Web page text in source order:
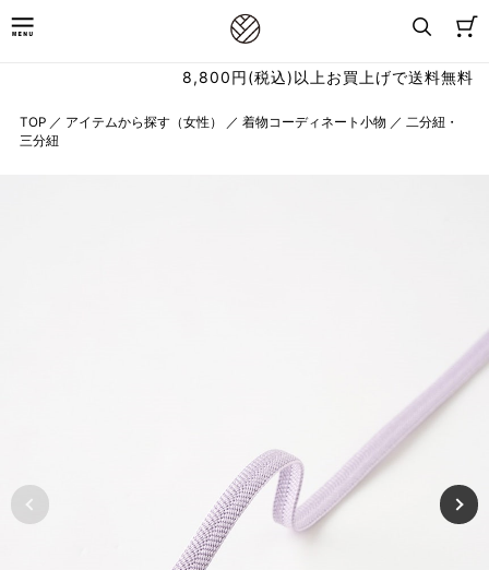
8,800円(税込)以上お買上げで送料無料
TOP ／ アイテムから探す（女性） ／ 着物コーディネート小物 ／ 二分紐・
三分紐